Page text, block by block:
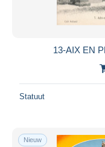
13-AIX EN
Statuut
Nieuw